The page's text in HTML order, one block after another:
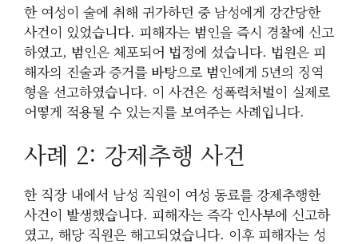
한 여성이 술에 취해 귀가하던 중 남성에게 강간당한
사건이 있었습니다. 피해자는 범인을 즉시 경찰에 신고
하였고, 범인은 체포되어 법정에 섰습니다. 법원은 피
해자의 진술과 증거를 바탕으로 범인에게 5년의 징역
형을 선고하였습니다. 이 사건은 성폭력처벌이 실제로
어떻게 적용될 수 있는지를 보여주는 사례입니다.
사례 2: 강제추행 사건
한 직장 내에서 남성 직원이 여성 동료를 강제추행한
사건이 발생했습니다. 피해자는 즉각 인사부에 신고하
였고, 해당 직원은 해고되었습니다. 이후 피해자는 성